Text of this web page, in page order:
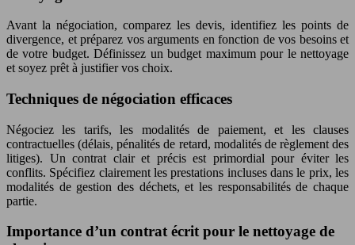
Avant la négociation, comparez les devis, identifiez les points de
divergence, et préparez vos arguments en fonction de vos besoins et
de votre budget. Définissez un budget maximum pour le nettoyage
et soyez prêt à justifier vos choix.
Techniques de négociation efficaces
Négociez les tarifs, les modalités de paiement, et les clauses
contractuelles (délais, pénalités de retard, modalités de règlement des
litiges). Un contrat clair et précis est primordial pour éviter les
conflits. Spécifiez clairement les prestations incluses dans le prix, les
modalités de gestion des déchets, et les responsabilités de chaque
partie.
Importance d’un contrat écrit pour le nettoyage de